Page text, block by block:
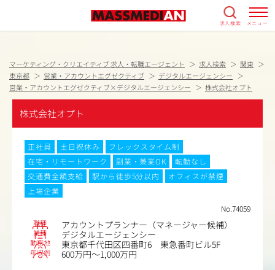
求人検索 メニュー
マーケティング・クリエイティブ 求人・転職エージェント 求人検索
関東
東京都
営業・アカウントエグゼクティブ
デジタルエージェンシー
営業・アカウントエグゼクティブ×デジタルエージェンシー
株式会社オプト
株式会社オプト
正社員 土日祝休み
フレックスタイム制
在宅・リモートワーク
副業・兼業OK
転勤なし
交通費全額支給
駅から徒歩5分以内
オフィスが禁煙
上場企業
No.74059
職種 アカウントプランナー（マネージャー候補）
業種 デジタルエージェンシー
勤務地 東京都千代田区四番町6 東急番町ビル5F
年収例 600万円～1,000万円